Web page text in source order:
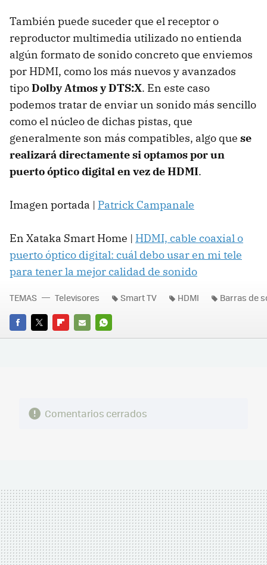
También puede suceder que el receptor o
reproductor multimedia utilizado no entienda
algún formato de sonido concreto que enviemos
por HDMI, como los más nuevos y avanzados
tipoDolby Atmos y DTS:X. En este caso
podemos tratar de enviar un sonido más sencillo
como el núcleo de dichas pistas, que
generalmente son más compatibles, algo que se
realizará directamente si optamos por un
puerto óptico digital en vez de HDMI.
Imagen portada | Patrick Campanale
En Xataka Smart Home | HDMI, cable coaxial o
puerto óptico digital: cuál debo usar en mi tele
para tener la mejor calidad de sonido
FACEBOOK
TWITTERFLIPBOARD
E-
WHATSAPP
TEMAS Televisores Smart TV HDMI Barras de
Comentarios cerrados